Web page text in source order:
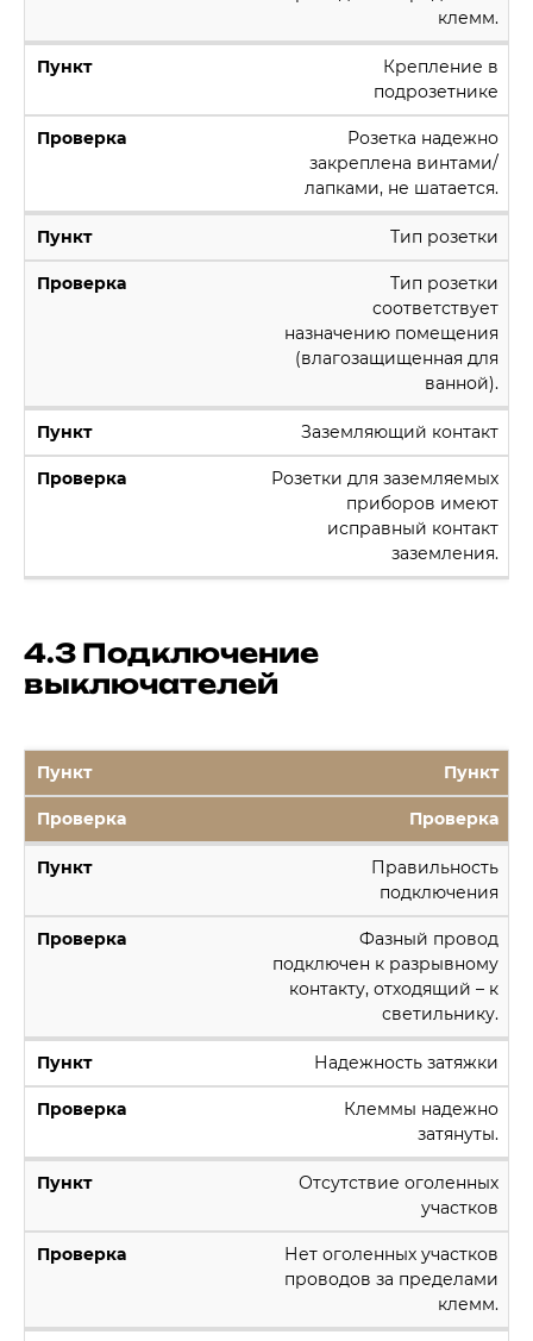
клемм.
Крепление в
подрозетнике
Розетка надежно
закреплена винтами/
лапками, не шатается.
Тип розетки
Тип розетки
соответствует
назначению помещения
(влагозащищенная для
ванной).
Заземляющий контакт
Розетки для заземляемых
приборов имеют
исправный контакт
заземления.
4.3 Подключение
выключателей
Пункт
Проверка
Правильность
подключения
Фазный провод
подключен к разрывному
контакту, отходящий – к
светильнику.
Надежность затяжки
Клеммы надежно
затянуты.
Отсутствие оголенных
участков
Нет оголенных участков
проводов за пределами
клемм.